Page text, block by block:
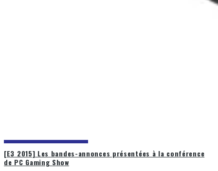
[E3 2015] Les bandes-annonces présentées à la conférence
de PC Gaming Show